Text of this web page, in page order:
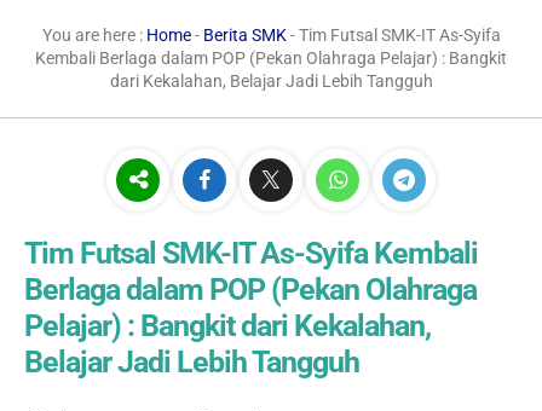
You are here : Home- Berita SMK- Tim Futsal SMK-IT As-Syifa
Kembali Berlaga dalam POP (Pekan Olahraga Pelajar) : Bangkit
dari Kekalahan, Belajar Jadi Lebih Tangguh
Tim Futsal SMK-IT As-Syifa Kembali
Berlaga dalam POP (Pekan Olahraga
Pelajar) : Bangkit dari Kekalahan,
Belajar Jadi Lebih Tangguh